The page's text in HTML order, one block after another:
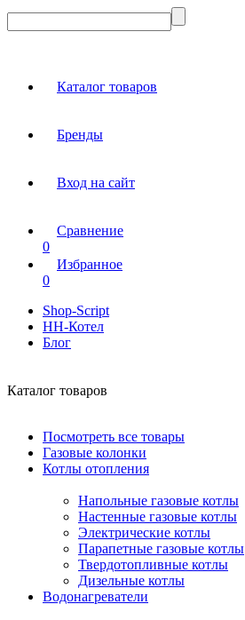
Каталог товаров
Бренды
Вход на сайт
Сравнение
0
Избранное
0
Shop-Script
НН-Котел
Блог
Каталог товаров
Посмотреть все товары
Газовые колонки
Котлы отопления
Напольные газовые котлы
Настенные газовые котлы
Электрические котлы
Парапетные газовые котлы
Твердотопливные котлы
Дизельные котлы
Водонагреватели